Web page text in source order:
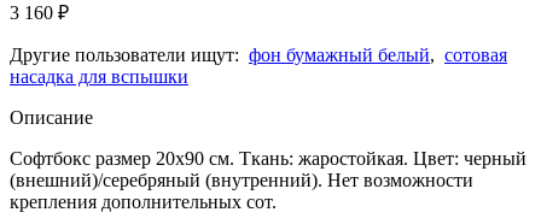
3 160 ₽
Другие пользователи ищут: фон бумажный белый, сотовая
насадка для вспышки
Описание
Софтбокс размер 20x90 см. Ткань: жаростойкая. Цвет: черный
(внешний)/серебряный (внутренний). Нет возможности
крепления дополнительных сот.